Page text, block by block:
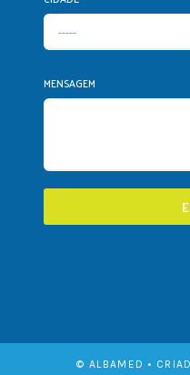
MENSAGEM
© ALBAMED •